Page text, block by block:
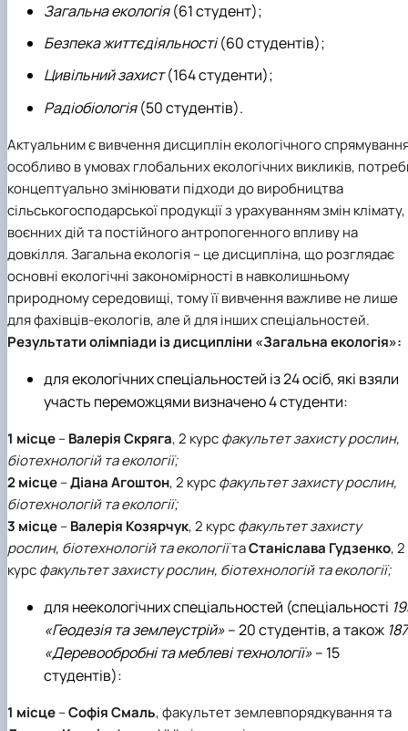
Загальна екологія (61 студент);
Безпека життєдіяльності(60 студентів);
Цивільний захист(164 студенти);
Радіобіологія(50 студентів).
Актуальним є вивчення дисциплін екологічного
особливо в умовах глобальних екологічних викликів,
концептуально змінювати підходи до виробництва
сільськогосподарської продукції з урахуванням змін клімату,
воєнних дій та постійного антропогенного впливу на
довкілля. Загальна екологія – це дисципліна, що розглядає
основні екологічні закономірності в навколишньому
природному середовищі, тому її вивчення важливе не лише
для фахівців-екологів, але й для інших спеціальностей.
Результати олімпіади із дисципліни «Загальна екологія»:
для екологічних спеціальностей із 24 осіб, які взяли
участь переможцями визначено 4 студенти:
1 місце–Валерія Скряга,2 курсфакультет захисту рослин,
біотехнологій та екології;
2 місце–Діана Агоштон,2 курсфакультет захисту рослин,
біотехнологій та екології;
3 місце–Валерія Козярчук,2 курсфакультет захисту
рослин, біотехнологій та екологіїтаСтаніслава Гудзенко,2
курсфакультет захисту рослин, біотехнологій та екології;
для неекологічних спеціальностей (спеціальності
«Геодезія та землеустрій»– 20 студентів, а також 187
«Деревообробні та меблеві технології»– 15
студентів):
1 місце–Софія Смаль, факультет землевпорядкування та